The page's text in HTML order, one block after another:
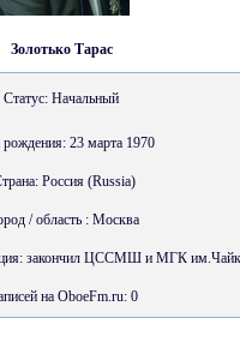
Золотько Тарас
Статус: Начальный
рождения: 23 марта 1970
Россия (Russia)
/ область : Москва
закончил ЦССМШ и МГК
на OboeFm.ru: 0